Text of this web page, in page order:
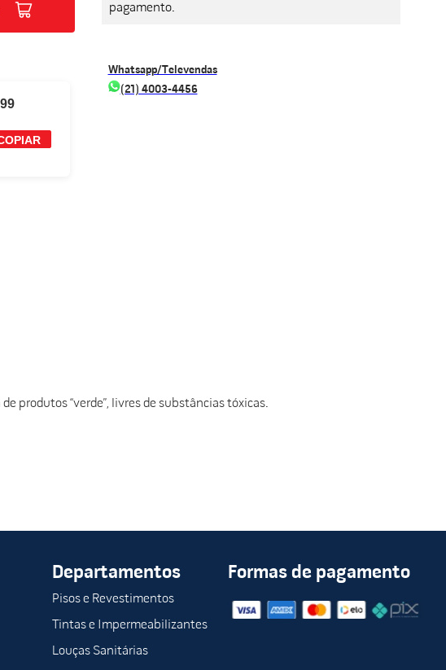
pagamento.
Whatsapp/Televendas
(21) 4003-4456
produtos “verde”, livres de substâncias tóxicas.
Departamentos
Pisos e Revestimentos
Tintas e Impermeabilizantes
Louças Sanitárias
Formas de pagamento